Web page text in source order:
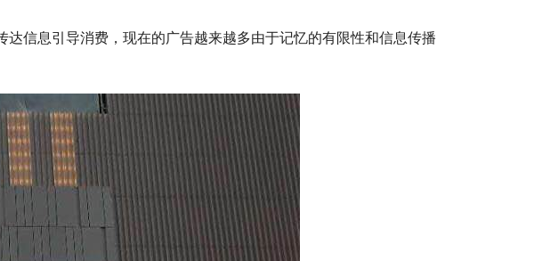
信息引导消费，现在的广告越来越多由于记忆的有限性和信息传播